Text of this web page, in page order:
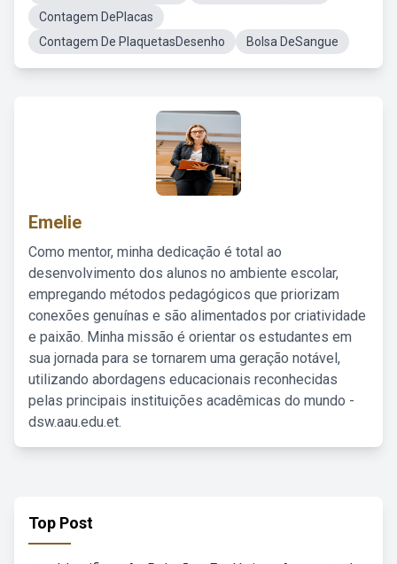
Contagem DePlacas
Contagem De PlaquetasDesenho
Bolsa DeSangue
Emelie
Como mentor, minha dedicação é total ao
desenvolvimento dos alunos no ambiente escolar,
empregando métodos pedagógicos que priorizam
conexões genuínas e são alimentados por criatividade
e paixão. Minha missão é orientar os estudantes em
sua jornada para se tornarem uma geração notável,
utilizando abordagens educacionais reconhecidas
pelas principais instituições acadêmicas do mundo -
dsw.aau.edu.et.
Top Post